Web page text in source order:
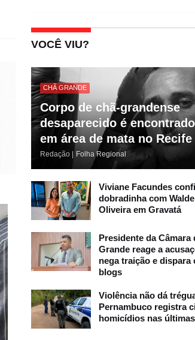
VOCÊ VIU?
CHÃ GRANDE
Corpo de chã-grandense
desaparecido é encontrado
em área de mata no Recife
Redação | Folha Regional
Viviane Facundes
dobradinha com
Oliveira em Gravatá
Presidente da Câmara
Grande reage a
nega traição e dispara
blogs
Violência não dá
Pernambuco registra
homicídios nas